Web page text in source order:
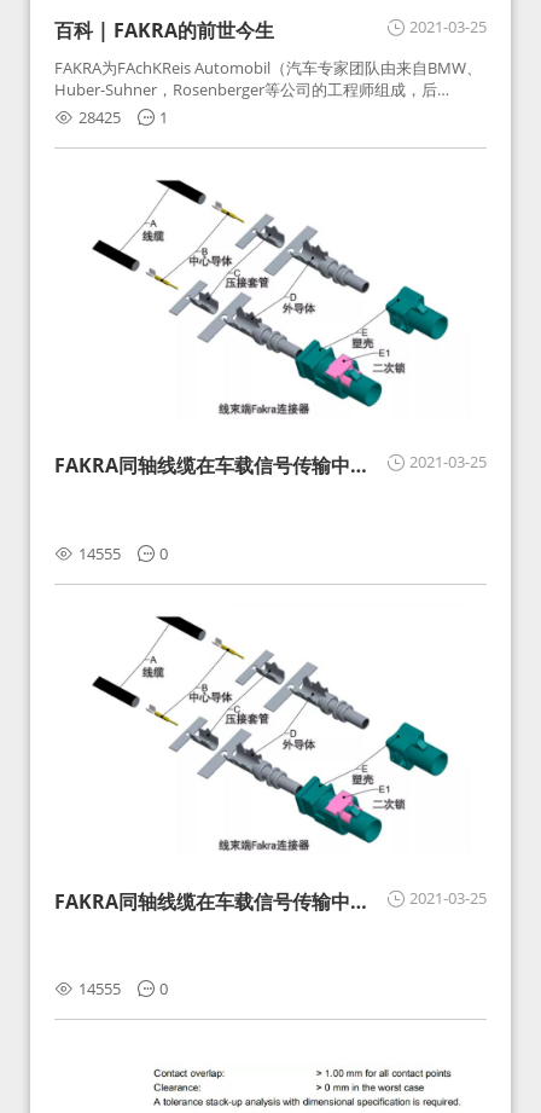
2021-03-25
百科 | FAKRA的前世今生
FAKRA为FAchKReis Automobil（汽车专家团队由来自BMW、
Huber-Suhner，Rosenberger等公司的工程师组成，后
Huber-Suhner相关连接器业务及技术在2010年并入
Rosenberger）缩写。起初为BMW需求用于车载收音机天线连
接，如今FAKRA已成为汽车行业通用标准的射频连接器，被业
28425 1
2021-03-25
FAKRA同轴线缆在车载信号传输中的
14555 0
2021-03-25
FAKRA同轴线缆在车载信号传输中的
14555 0